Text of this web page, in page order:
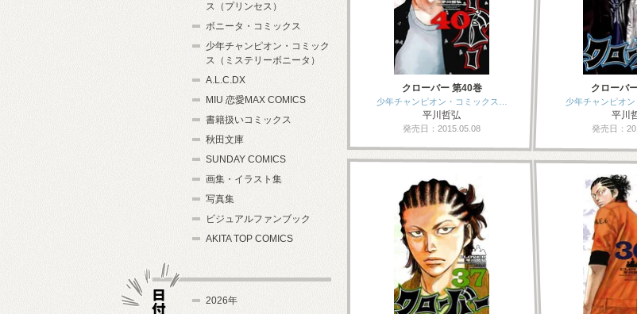
クローバー 第40巻
少年チャンピオン・コミックス…
平川哲弘
発売日：2015.05.08
クローバ
少年チャンピオ
平川
発売日：
ス（プリンセス）
ボニータ・コミックス
少年チャンピオン・コミック
ス（ミステリーボニータ）
A.L.C.DX
MIU 恋愛MAX COMICS
書籍扱いコミックス
秋田文庫
SUNDAY COMICS
画集・イラスト集
写真集
ビジュアルファンブック
AKITA TOP COMICS
2026年